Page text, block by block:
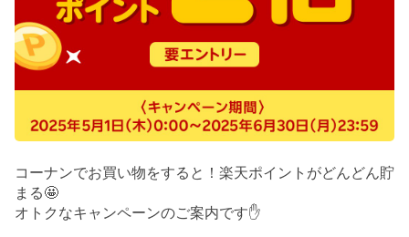
コーナンでお買い物をすると！楽天ポイントがどんどん貯
まる🤩
オトクなキャンペーンのご案内です✋